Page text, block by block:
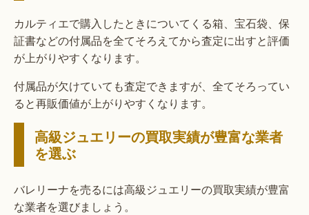
カルティエで購入したときについてくる箱、宝石袋、保
証書などの付属品を全てそろえてから査定に出すと評価
が上がりやすくなります。
付属品が欠けていても査定できますが、全てそろってい
ると再販価値が上がりやすくなります。
高級ジュエリーの買取実績が豊富な業者
を選ぶ
バレリーナを売るには高級ジュエリーの買取実績が豊富
な業者を選びましょう。